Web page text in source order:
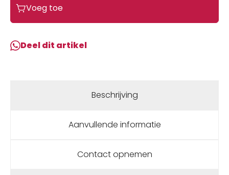
Voeg toe
Deel dit artikel
Beschrijving
Aanvullende informatie
Contact opnemen